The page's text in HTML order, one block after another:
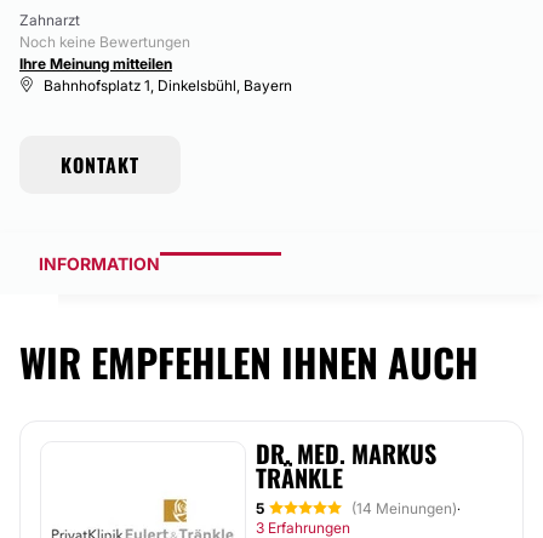
Zahnarzt
Noch keine Bewertungen
Ihre Meinung mitteilen
Bahnhofsplatz 1, Dinkelsbühl, Bayern
KONTAKT
INFORMATION
WIR EMPFEHLEN IHNEN AUCH
DR. MED. MARKUS
TRÄNKLE
5 (14 Meinungen)·
3 Erfahrungen